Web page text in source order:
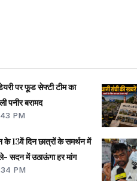
पर फूड सेफ्टी टीम का
पनीर बरामद
PM
13वें दिन छात्रों के समर्थन में
सदन में उठाऊंगा हर मांग
PM